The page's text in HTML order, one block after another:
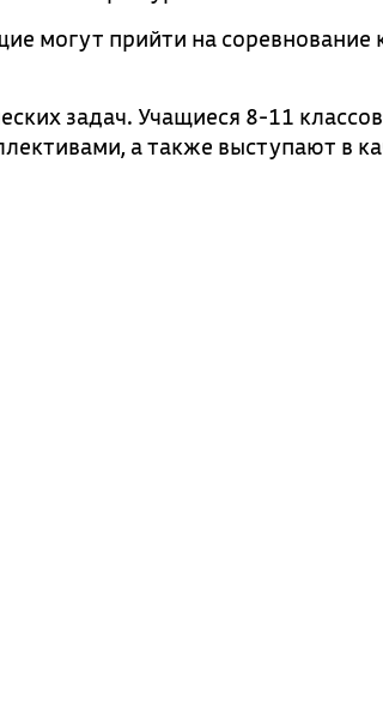
могут прийти на соревнование
задач. Учащиеся 8-11 классов
а также выступают в